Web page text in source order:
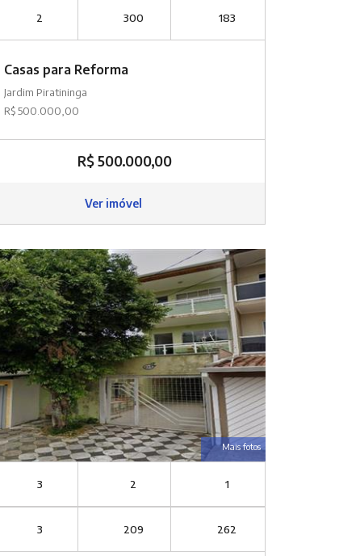
2 300 183
Casas para Reforma
Jardim Piratininga
R$ 500.000,00
R$ 500.000,00
Ver imóvel
Mais fotos
3 2 1
3 209 262